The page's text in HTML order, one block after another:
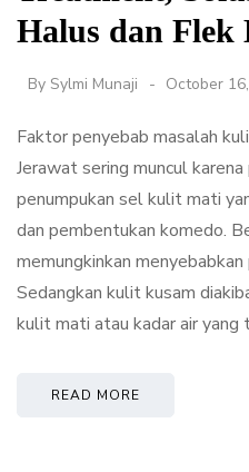
Halus dan Flek
By Sylmi Munaji October
Faktor penyebab masalah
Jerawat sering muncul
penumpukan sel kulit mati
dan pembentukan komedo.
memungkinkan
Sedangkan kulit kusam
kulit mati atau kadar air
READ MORE